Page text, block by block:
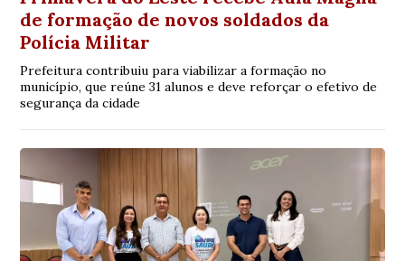
de formação de novos soldados da
Polícia Militar
Prefeitura contribuiu para viabilizar a formação no
município, que reúne 31 alunos e deve reforçar o efetivo de
segurança da cidade